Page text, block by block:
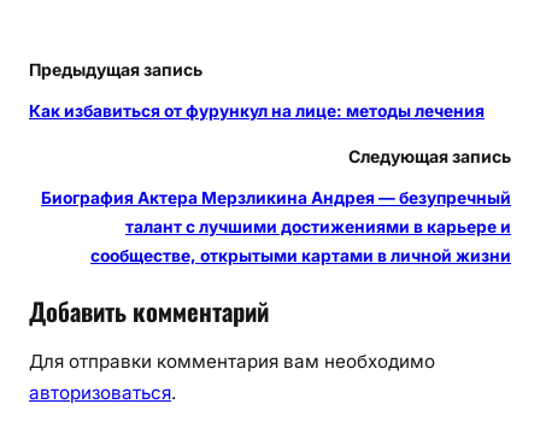
Предыдущая запись
Как избавиться от фурункул на лице: методы лечения
Следующая запись
Биография Актера Мерзликина Андрея — безупречный
талант с лучшими достижениями в карьере и
сообществе, открытыми картами в личной жизни
Добавить комментарий
Для отправки комментария вам необходимо
авторизоваться.